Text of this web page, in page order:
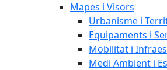
Mapes i Visors
Urbanisme i
Equipaments i
Mobilitat i
Medi Ambient i